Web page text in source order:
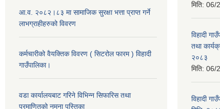
आ.व. २०८२।८३ मा सामाजिक सुरक्षा भत्ता प्राप्त गर्ने
लाभग्राहीहरुको विवरण
कर्मचारीको वैयक्तिक विवरण ( सिटरोल फारम ) विहादी
गाउँपालिका।
वडा कार्यालयबाट गरिने विभिन्न सिफारिस तथा
प्रमाणितको नमुना पुस्तिका
मिति: 06/
विहादी
तथा
२०८३
मिति: 06/
विहादी